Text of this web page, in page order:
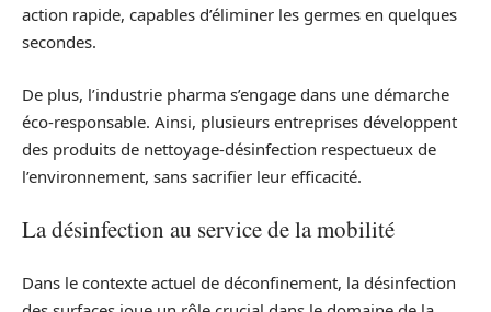
action rapide, capables d’éliminer les germes en quelques
secondes.
De plus, l’industrie pharma s’engage dans une démarche
éco-responsable. Ainsi, plusieurs entreprises développent
des produits de nettoyage-désinfection respectueux de
l’environnement, sans sacrifier leur efficacité.
La désinfection au service de la mobilité
Dans le contexte actuel de déconfinement, la désinfection